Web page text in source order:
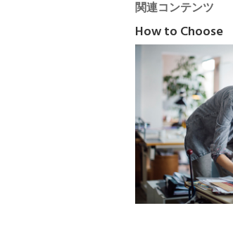
関連コンテンツ
How to Choose